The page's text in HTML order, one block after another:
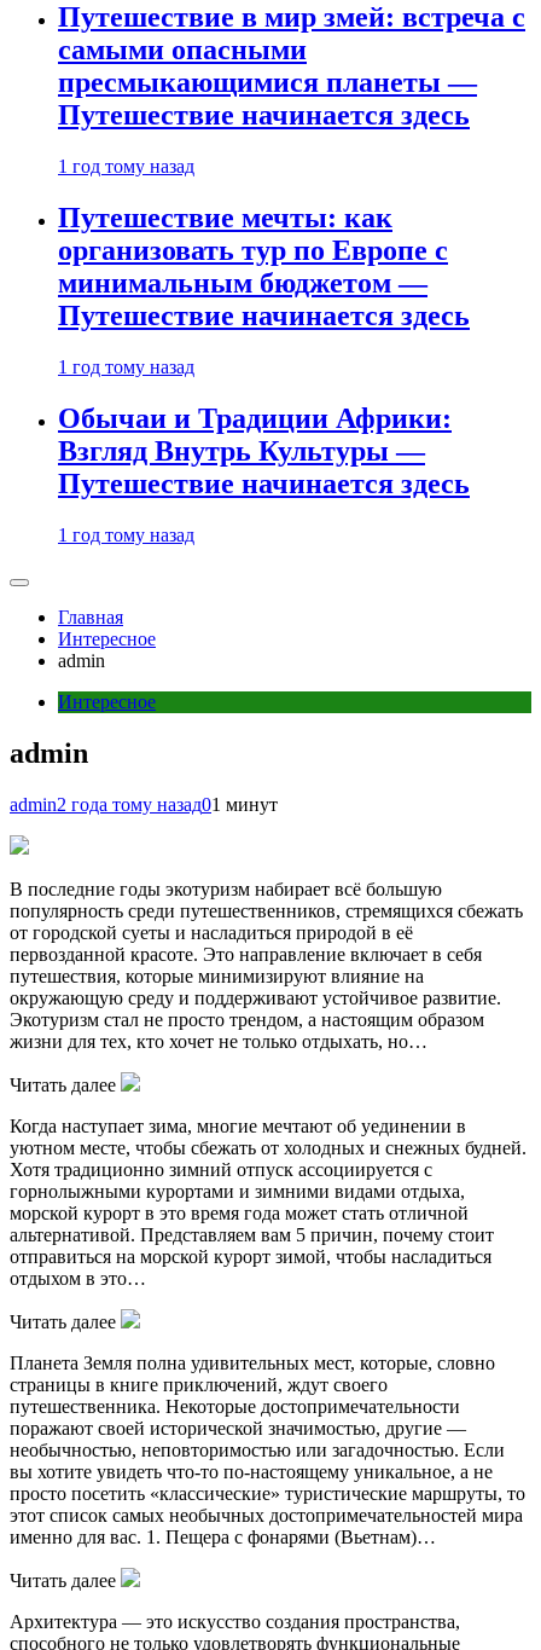
Путешествие в мир змей: встреча с
самыми опасными
пресмыкающимися планеты —
Путешествие начинается здесь
1 год тому назад
Путешествие мечты: как
организовать тур по Европе с
минимальным бюджетом —
Путешествие начинается здесь
1 год тому назад
Обычаи и Традиции Африки:
Взгляд Внутрь Культуры —
Путешествие начинается здесь
1 год тому назад
Главная
Интересное
admin
Интересное
admin
admin2 года тому назад01 минут
В последние годы экотуризм набирает всё большую
популярность среди путешественников, стремящихся сбежать
от городской суеты и насладиться природой в её
первозданной красоте. Это направление включает в себя
путешествия, которые минимизируют влияние на
окружающую среду и поддерживают устойчивое развитие.
Экотуризм стал не просто трендом, а настоящим образом
жизни для тех, кто хочет не только отдыхать, но…
Читать далее
Когда наступает зима, многие мечтают об уединении в
уютном месте, чтобы сбежать от холодных и снежных будней.
Хотя традиционно зимний отпуск ассоциируется с
горнолыжными курортами и зимними видами отдыха,
морской курорт в это время года может стать отличной
альтернативой. Представляем вам 5 причин, почему стоит
отправиться на морской курорт зимой, чтобы насладиться
отдыхом в это…
Читать далее
Планета Земля полна удивительных мест, которые, словно
страницы в книге приключений, ждут своего
путешественника. Некоторые достопримечательности
поражают своей исторической значимостью, другие —
необычностью, неповторимостью или загадочностью. Если
вы хотите увидеть что-то по-настоящему уникальное, а не
просто посетить «классические» туристические маршруты, то
этот список самых необычных достопримечательностей мира
именно для вас. 1. Пещера с фонарями (Вьетнам)…
Читать далее
Архитектура — это искусство создания пространства,
способного не только удовлетворять функциональные